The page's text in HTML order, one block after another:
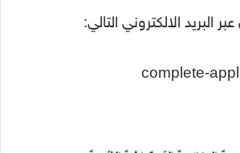
البريد الالكتروني التالي:
complete-